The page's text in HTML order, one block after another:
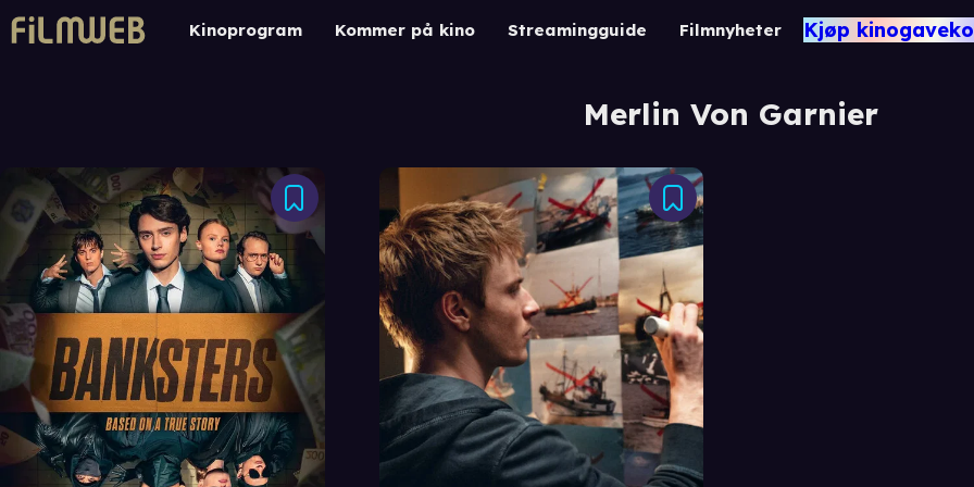
Kinoprogram Kommer på kino Streamingguide Filmnyheter Kjøp
Merlin Von Garnier